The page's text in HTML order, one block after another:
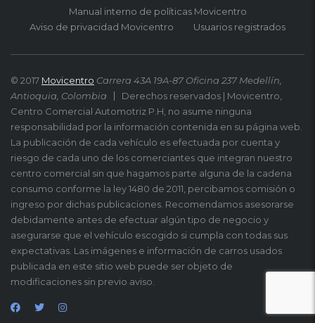
Manual interno de políticas Movicentro
Aviso de privacidad Movicentro
Usuarios registrados
© 2017 Movicentro Carrera 43A 19A-87 Oficina 237 Medellín,
Antioquia, Colombia
Derechos reservados | Movicentro,
Centro Comercial Automotriz P.H, no asume ninguna
responsabilidad por la información contenida en su página web.
La publicación de cada vehículo es efectuada por cuenta y
riesgo de cada uno de los comerciantes que integran nuestro
centro comercial sin que hagamos parte alguna de la cadena
consumo conforme la ley 1480 de 2011, percibamos comisión o
ingreso por dichas publicaciones. Recomendamos asesorarse
debidamente antes de efectuar algún tipo de negocio y
asegurarse que el vehículo escogido si cumpla con todas sus
expectativas. Las imágenes e información de carros usados
publicada en este sitio web puede ser objeto de
modificaciones sin previo aviso.